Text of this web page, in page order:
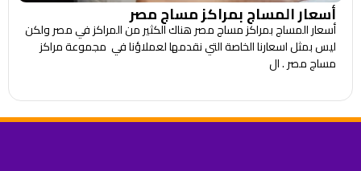
أسعار المساج بمراكز مساج مصر
أسعار المساج بمراكز مساج مصر هناك الكثير من المراكز في مصر ولكن
ليس بمثل اسعارنا الخاصة التي نقدمها لعملاؤنا في مجموعة مراكز
مساج مصر . ال